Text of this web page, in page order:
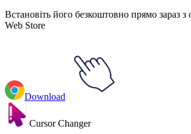
Встановіть його безкоштовно прямо зараз з
Web Store
Download
Cursor Changer